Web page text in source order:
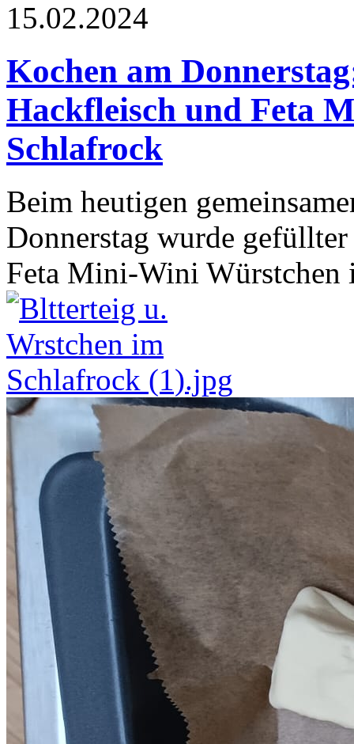
15.02.2024
Kochen am
Hackfleisch und Feta
Schlafrock
Beim heutigen
Donnerstag wurde
Feta Mini-Wini Würstchen